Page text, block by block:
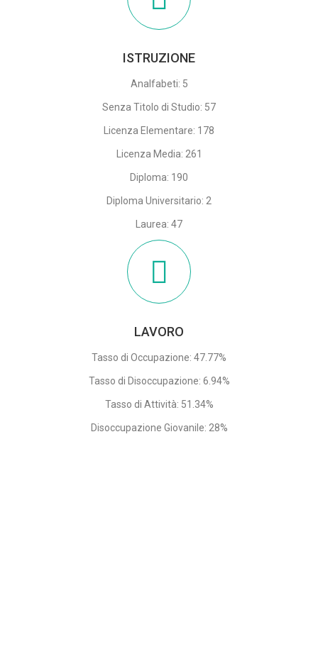
ISTRUZIONE
Analfabeti: 5
Senza Titolo di Studio: 57
Licenza Elementare: 178
Licenza Media: 261
Diploma: 190
Diploma Universitario: 2
Laurea: 47
LAVORO
Tasso di Occupazione: 47.77%
Tasso di Disoccupazione: 6.94%
Tasso di Attività: 51.34%
Disoccupazione Giovanile: 28%